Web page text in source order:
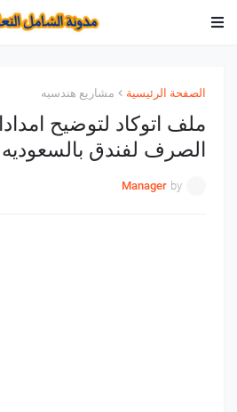
الصفحة الرئيسية مشاريع هندسيه
ملف اتوكاد لتوضيح
الصرف لفندق بالسعوديه
by
Manager